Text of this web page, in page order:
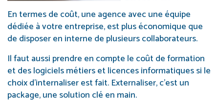
En termes de coût, une agence avec une équipe
dédiée à votre entreprise, est plus économique que
de disposer en interne de plusieurs collaborateurs.
Il faut aussi prendre en compte le coût de formation
et des logiciels métiers et licences informatiques si le
choix d’internaliser est fait. Externaliser, c’est un
package, une solution clé en main.